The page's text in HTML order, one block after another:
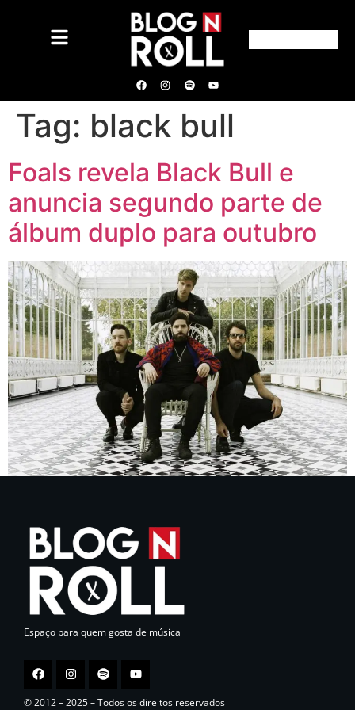
Tag: black bull
Foals revela Black Bull e
anuncia segundo parte de
álbum duplo para outubro
Espaço para quem gosta de música
© 2012 – 2025 – Todos os direitos reservados